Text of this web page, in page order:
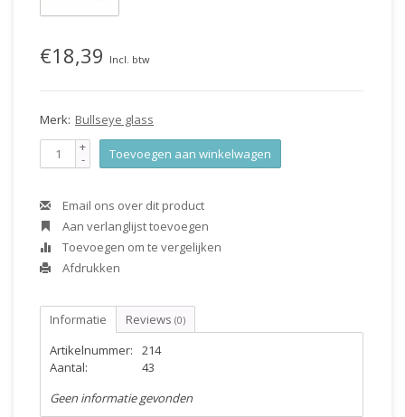
€18,39 Incl. btw
Merk: Bullseye glass
+
- Toevoegen aan winkelwagen
Email ons over dit product
Aan verlanglijst toevoegen
Toevoegen om te vergelijken
Afdrukken
Informatie Reviews (0)
Artikelnummer:
214
Aantal:
43
Geen informatie gevonden